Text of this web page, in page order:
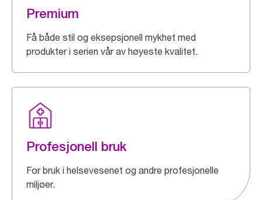
Premium
Få både stil og eksepsjonell mykhet med
produkter i serien vår av høyeste kvalitet.
Profesjonell bruk
For bruk i helsevesenet og andre profesjonelle
miljøer.